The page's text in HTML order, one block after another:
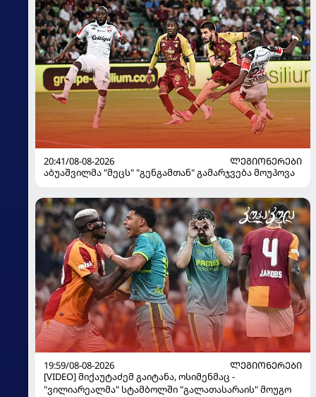
20:41/08-08-2026
ᲚᲔᲒᲘᲝᲜᲔᲠᲔᲑᲘ
აბუაშვილმა "მეცს" "გენგამთან" გამარჯვება მოუპოვა
19:59/08-08-2026
ᲚᲔᲒᲘᲝᲜᲔᲠᲔᲑᲘ
[VIDEO] მიქაუტაძემ გაიტანა, ოსიმენმაც -
"ვილიარეალმა" სტამბოლში "გალათასარაის" მოუგო